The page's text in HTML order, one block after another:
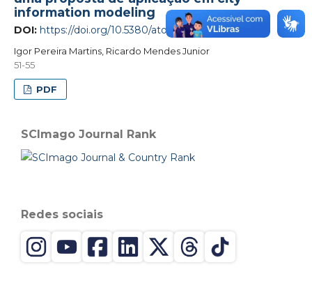
information modeling
DOI: https://doi.org/10.5380/atoz.v8i1.67261
Igor Pereira Martins, Ricardo Mendes Junior
51-55
PDF
SCImago Journal Rank
Redes sociais